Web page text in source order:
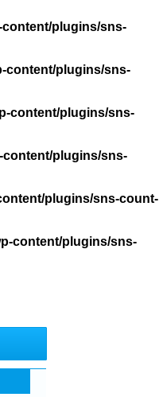
plugins/sns-
content/plugins/sns-
content/plugins/sns-
plugins/sns-
plugins/sns-count-
content/plugins/sns-